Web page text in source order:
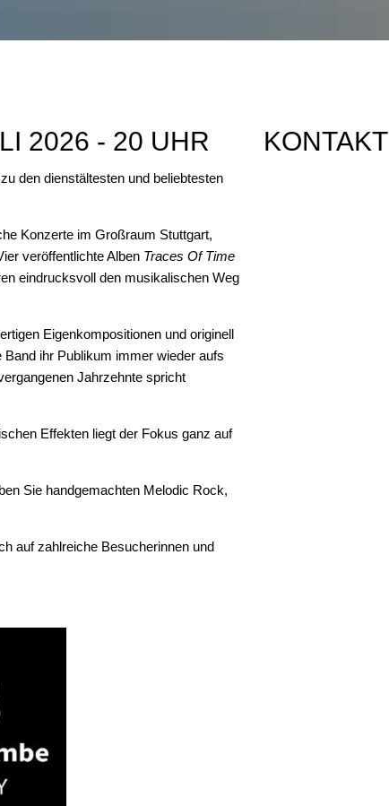
2026 - 20 UHR
den dienstältesten und beliebtesten
Konzerte im Großraum Stuttgart,
veröffentlichte Alben Traces Of Time
eindrucksvoll den musikalischen Weg
Eigenkompositionen und originell
ihr Publikum immer wieder aufs
Jahrzehnte spricht
Effekten liegt der Fokus ganz auf
Sie handgemachten Melodic Rock,
auf zahlreiche Besucherinnen und
KONTAKT